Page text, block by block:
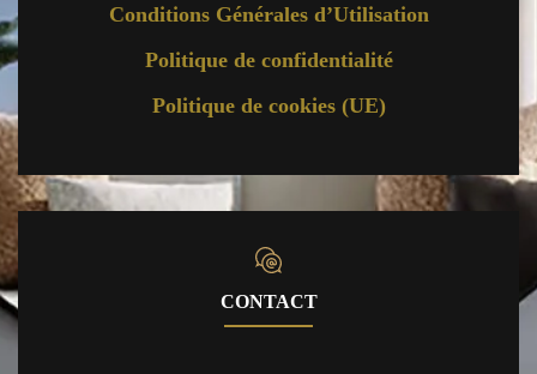
Conditions Générales d’Utilisation
Politique de confidentialité
Politique de cookies (UE)
CONTACT